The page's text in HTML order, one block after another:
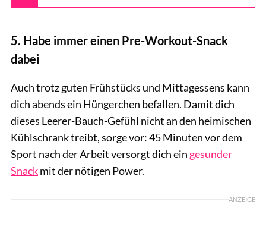
5. Habe immer einen Pre-Workout-Snack
dabei
Auch trotz guten Frühstücks und Mittagessens kann
dich abends ein Hüngerchen befallen. Damit dich
dieses Leerer-Bauch-Gefühl nicht an den heimischen
Kühlschrank treibt, sorge vor: 45 Minuten vor dem
Sport nach der Arbeit versorgt dich ein gesunder
Snackmit der nötigen Power.
ANZEIGE